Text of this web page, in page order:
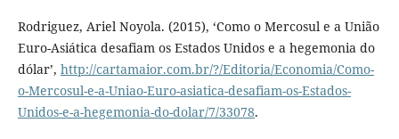
Rodriguez, Ariel Noyola. (2015), ‘Como o Mercosul e a União
Euro-Asiática desafiam os Estados Unidos e a hegemonia do
dólar’, http://cartamaior.com.br/?/Editoria/Economia/Como-
o-Mercosul-e-a-Uniao-Euro-asiatica-desafiam-os-Estados-
Unidos-e-a-hegemonia-do-dolar/7/33078.